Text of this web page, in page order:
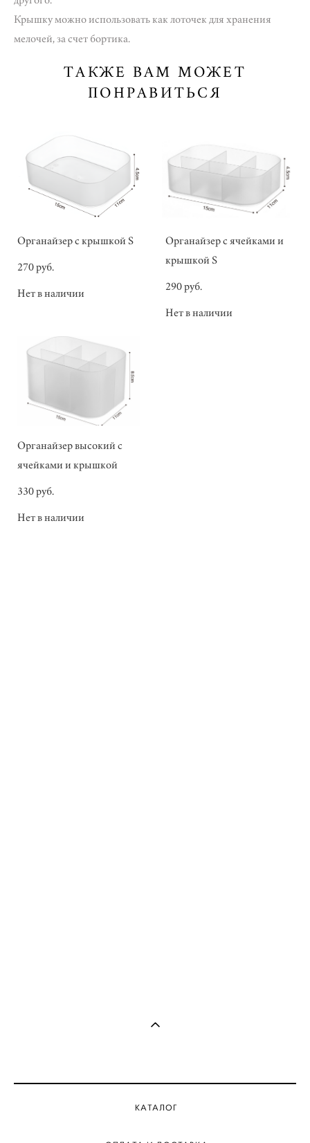
Крышку можно использовать как лоточек для хранения
мелочей, за счет бортика.
ТАКЖЕ ВАМ МОЖЕТ
ПОНРАВИТЬСЯ
Органайзер с крышкой S
270 pуб.
Нет в наличии
Органайзер с ячейками и
крышкой S
290 pуб.
Нет в наличии
Органайзер высокий с
ячейками и крышкой
330 pуб.
Нет в наличии
КАТАЛОГ